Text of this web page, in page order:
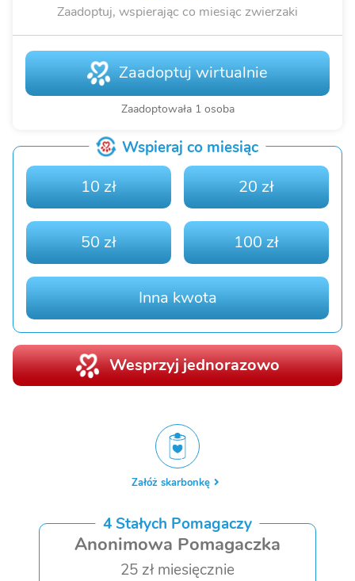
Zaadoptuj, wspierając co miesiąc zwierzaki
Zaadoptuj wirtualnie
Zaadoptowała 1 osoba
Wspieraj co miesiąc
10 zł 20 zł
50 zł 100 zł
Inna kwota
Wesprzyj jednorazowo
Załóż skarbonkę
4 Stałych Pomagaczy
Anonimowa Pomagaczka
25 zł miesięcznie